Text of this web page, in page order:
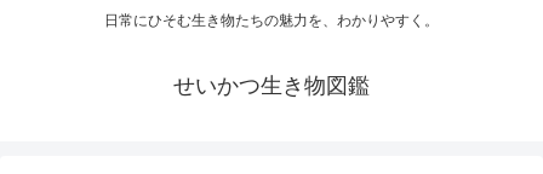
日常にひそむ生き物たちの魅力を、わかりやすく。
せいかつ生き物図鑑